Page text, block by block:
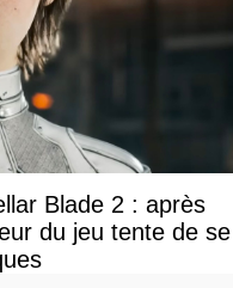
Blade 2 : après
du jeu tente de se